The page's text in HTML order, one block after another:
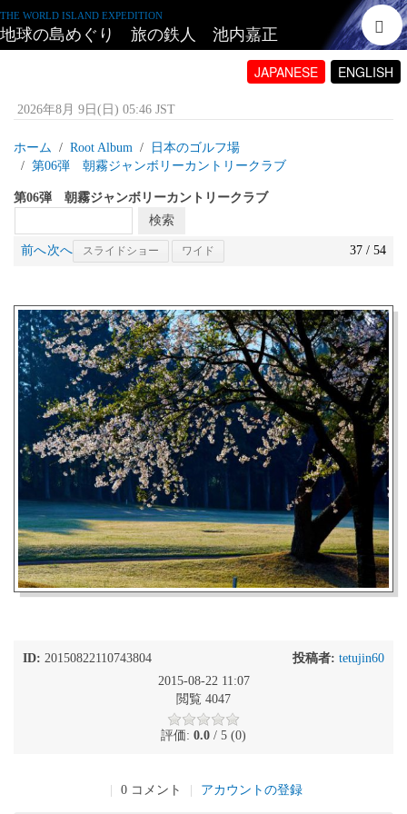
THE WORLD ISLAND EXPEDITION
地球の島めぐり 旅の鉄人 池内嘉正
JAPANESE ENGLISH
2026年8月 9日(日) 05:46 JST
ホーム Root Album
日本のゴルフ場
第06弾 朝霧ジャンボリーカントリークラブ
第06弾 朝霧ジャンボリーカントリークラブ
前へ次へ スライドショー ワイド 37 / 54
ID: 20150822110743804 投稿者: tetujin60
2015-08-22 11:07
閲覧 4047
評価: 0.0 / 5 (0)
0 コメント アカウントの登録